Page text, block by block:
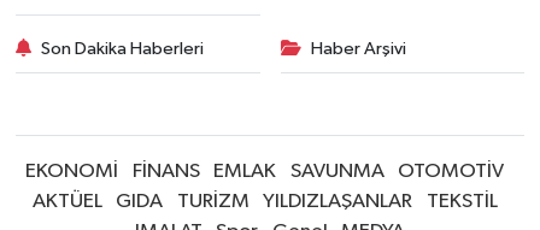
Son Dakika Haberleri Haber Arşivi
EKONOMİ FİNANS EMLAK SAVUNMA
OTOMOTİV
AKTÜEL
GIDA TURİZM YILDIZLAŞANLAR
TEKSTİL